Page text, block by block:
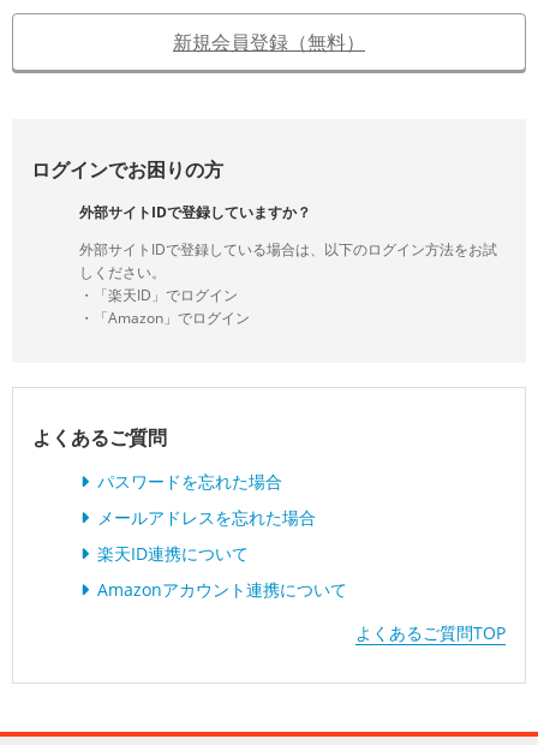
新規会員登録（無料）
ログインでお困りの方
外部サイトIDで登録していますか？
外部サイトIDで登録している場合は、以下のログイン方法をお試
しください。
・「楽天ID」でログイン
・「Amazon」でログイン
よくあるご質問
パスワードを忘れた場合
メールアドレスを忘れた場合
楽天ID連携について
Amazonアカウント連携について
よくあるご質問TOP